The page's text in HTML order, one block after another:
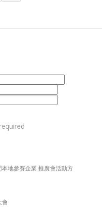
地參賽企業 推廣會活動方
會